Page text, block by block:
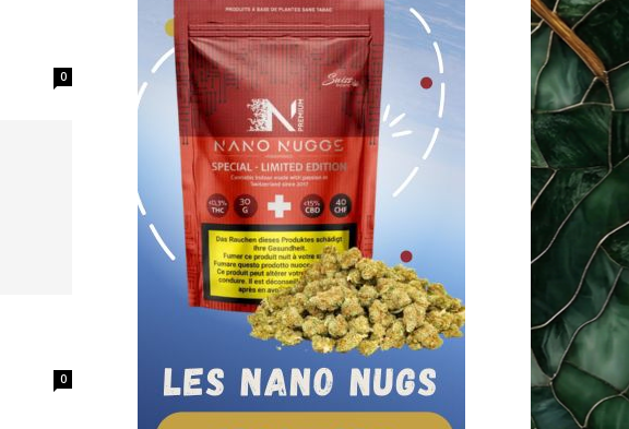
0
0